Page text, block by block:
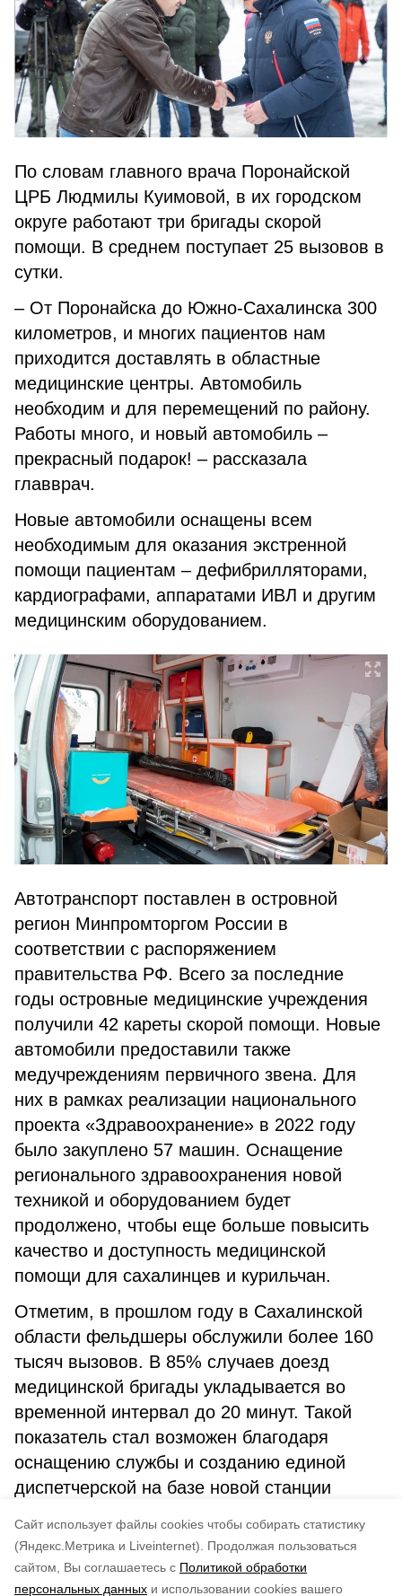
Cайт использует файлы cookies чтобы собирать статистику
(Яндекс.Метрика и Liveinternet).
Продолжая пользоваться
сайтом, Вы соглашаетесь с Политикой обработки
персональных данных и использовании cookies вашего
По словам главного врача Поронайской
ЦРБ Людмилы Куимовой, в их городском
округе работают три бригады скорой
помощи. В среднем поступает 25 вызовов в
сутки.
– От Поронайска до Южно-Сахалинска 300
километров, и многих пациентов нам
приходится доставлять в областные
медицинские центры. Автомобиль
необходим и для перемещений по району.
Работы много, и новый автомобиль –
прекрасный подарок! – рассказала
главврач.
Новые автомобили оснащены всем
необходимым для оказания экстренной
помощи пациентам – дефибрилляторами,
кардиографами, аппаратами ИВЛ и другим
медицинским оборудованием.
Автотранспорт поставлен в островной
регион Минпромторгом России в
соответствии с распоряжением
правительства РФ. Всего за последние
годы островные медицинские учреждения
получили 42 кареты скорой помощи. Новые
автомобили предоставили также
медучреждениям первичного звена. Для
них в рамках реализации национального
проекта «Здравоохранение» в 2022 году
было закуплено 57 машин. Оснащение
регионального здравоохранения новой
техникой и оборудованием будет
продолжено, чтобы еще больше повысить
качество и доступность медицинской
помощи для сахалинцев и курильчан.
Отметим, в прошлом году в Сахалинской
области фельдшеры обслужили более 160
тысяч вызовов. В 85% случаев доезд
медицинской бригады укладывается во
временной интервал до 20 минут. Такой
показатель стал возможен благодаря
оснащению службы и созданию единой
диспетчерской на базе новой станции
Сахалинске.